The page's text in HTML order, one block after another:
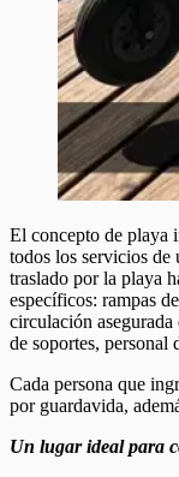
El concepto de playa
todos los servicios de
traslado por la playa
específicos: rampas
circulación
de soportes, personal
Cada persona que
por guardavida,
Un lugar ideal para